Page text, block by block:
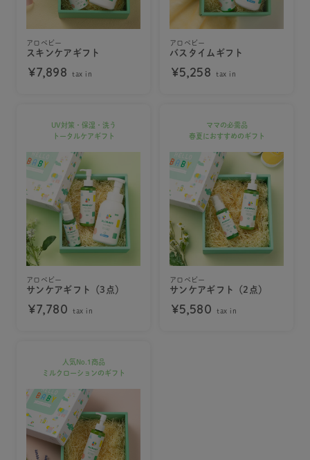
アロベビー
スキンケアギフト
¥7,898 tax in
アロベビー
バスタイムギフト
¥5,258 tax in
UV対策・保湿・洗う
トータルケアギフト
アロベビー
サンケアギフト（3点）
¥7,780 tax in
ママの必需品
春夏におすすめのギフト
アロベビー
サンケアギフト（2点）
¥5,580 tax in
人気No.1商品
ミルクローションのギフト